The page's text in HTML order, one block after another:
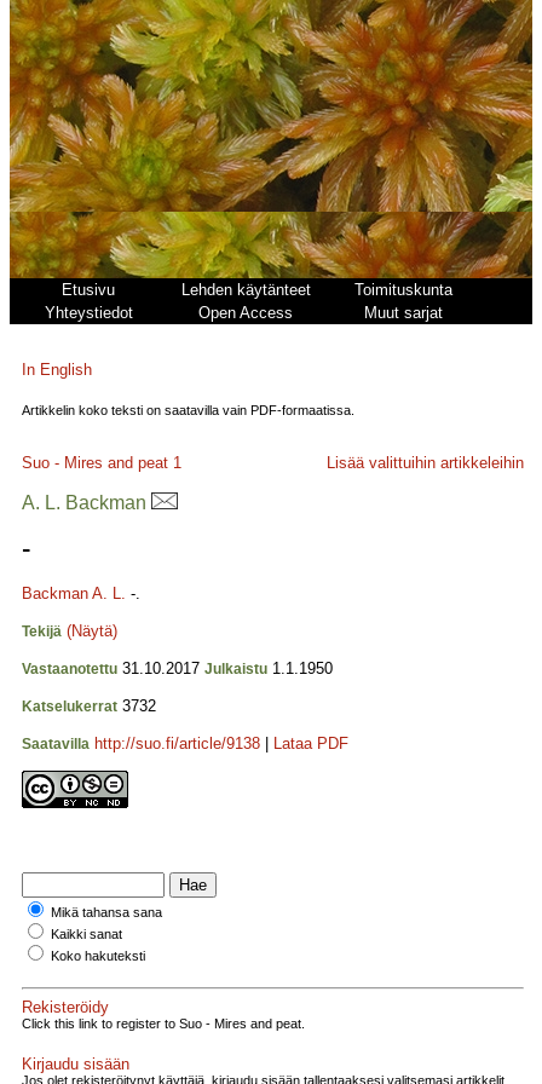
Etusivu Lehden käytänteet
Toimituskunta
Yhteystiedot
Open Access Muut sarjat
In English
Artikkelin koko teksti on saatavilla vain PDF-formaatissa.
Suo - Mires and peat 1 Lisää valittuihin artikkeleihin
A. L. Backman
-
Backman A. L. -.
Tekijä (Näytä)
Vastaanotettu 31.10.2017 Julkaistu 1.1.1950
Katselukerrat 3732
Saatavilla http://suo.fi/article/9138 Lataa PDF
Mikä tahansa sana
Kaikki sanat
Koko hakuteksti
Rekisteröidy
Click this link to register to Suo - Mires and peat.
Kirjaudu sisään
Jos olet rekisteröitynyt käyttäjä, kirjaudu sisään tallentaaksesi valitsemasi artikkelit